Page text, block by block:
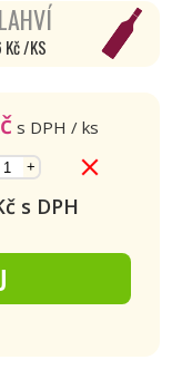
/KS
s DPH / ks
+
s DPH